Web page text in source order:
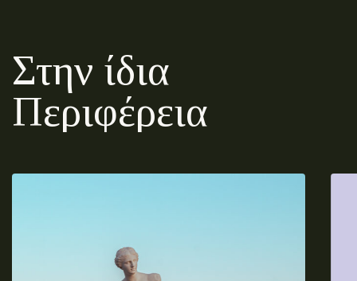
Στην ίδια
Περιφέρεια